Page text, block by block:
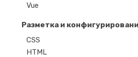
Vue
Разметка и
CSS
HTML